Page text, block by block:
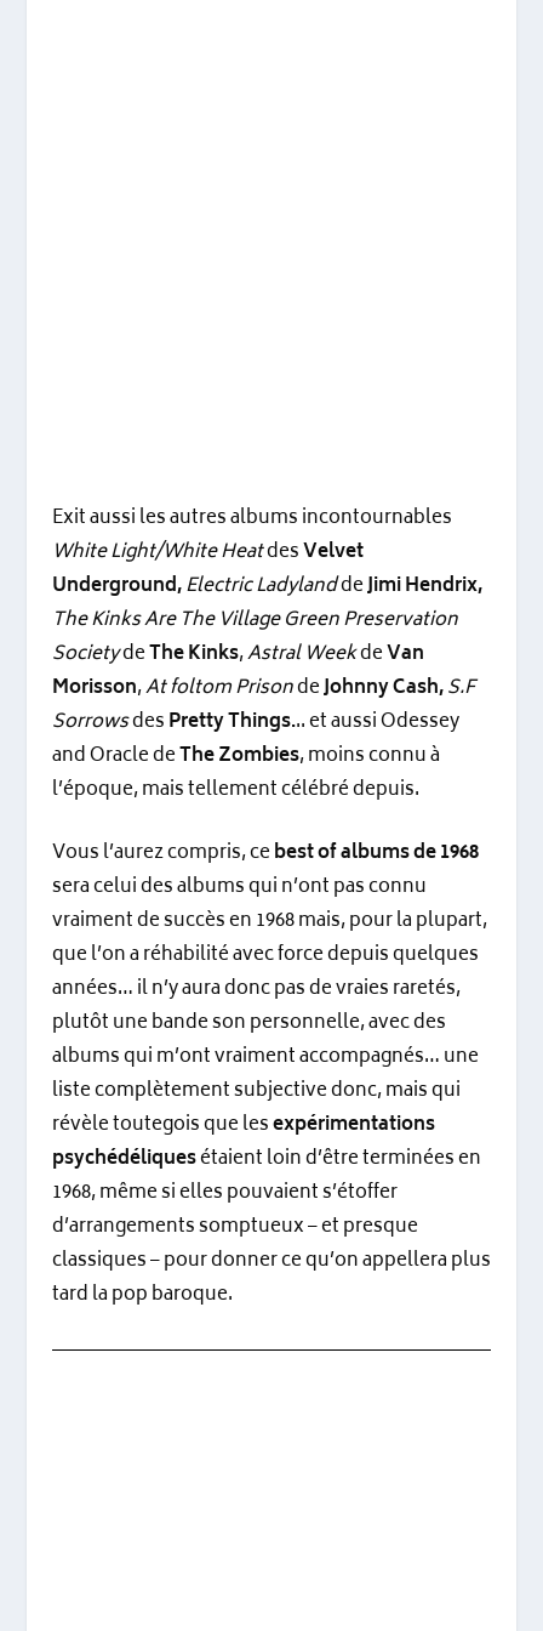
Exit aussi les autres albums incontournables
White Light/White HeatdesVelvet
Underground,Electric LadylanddeJimi Hendrix,
The Kinks Are The Village Green Preservation
SocietydeThe Kinks,Astral WeekdeVan
Morisson,At foltom PrisondeJohnny Cash,S.F
SorrowsdesPretty Things... et aussi Odessey
and Oracle deThe Zombies, moins connu à
l’époque, mais tellement célébré depuis.
Vous l’aurez compris, cebest of albums de 1968
sera celui des albums qui n’ont pas connu
vraiment de succès en 1968 mais, pour la plupart,
que l’on a réhabilité avec force depuis quelques
années… il n’y aura donc pas de vraies raretés,
plutôt une bande son personnelle, avec des
albums qui m’ont vraiment accompagnés… une
liste complètement subjective donc, mais qui
révèle toutegois que lesexpérimentations
psychédéliquesétaient loin d’être terminées en
1968, même si elles pouvaient s’étoffer
d’arrangements somptueux – et presque
classiques – pour donner ce qu’on appellera plus
tard la pop baroque.